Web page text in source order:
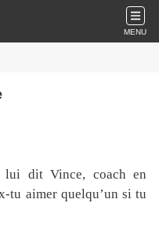
MENU
lui dit Vince, coach en
tu aimer quelqu’un si tu